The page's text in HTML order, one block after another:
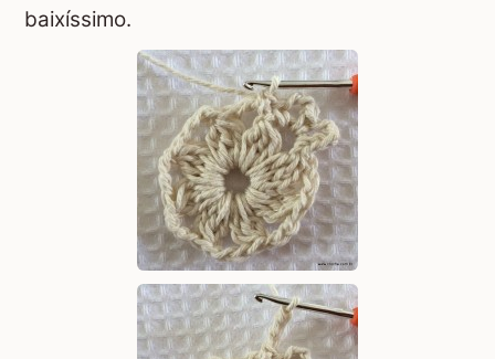
baixíssimo.